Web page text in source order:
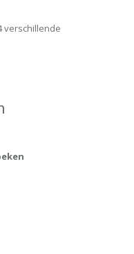
verschillende